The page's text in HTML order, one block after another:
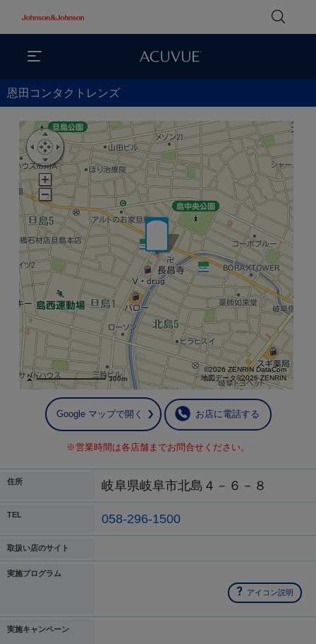
恩田コンタクトレンズ
300m
©2026 ZENRIN DataCom
地図データ©2026 ZENRIN
Google マップで開く お店に電話する
※営業時間は各店舗までお問合せください。
住所 岐阜県岐阜市北島４－６－８
TEL 058-296-1500
取扱い店のサイト
実施プログラム
アイコン説明
実施キャンペーン